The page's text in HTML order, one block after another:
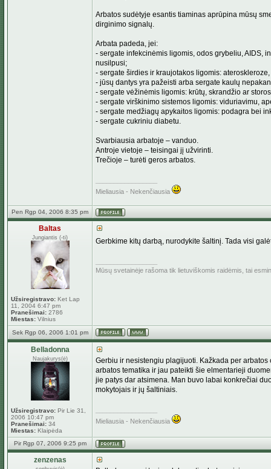
Arbatos sudėtyje esantis tiaminas aprūpina mūsų
dirginimo signalų.
Arbata padeda, jei:
- sergate infekcinėmis ligomis, odos grybeliu, AIDS,
nusilpusi;
- sergate širdies ir kraujotakos ligomis:
- jūsų dantys yra pažeisti arba sergate kaulų
- sergate vėžinėmis ligomis: krūtų, skrandžio ar
- sergate virškinimo sistemos ligomis: viduriavimu,
- sergate medžiagų apykaitos ligomis: podagra bei
- sergate cukriniu diabetu.
Svarbiausia arbatoje – vanduo.
Antroje vietoje – teisingai jį užvirinti.
Trečioje – turėti geros arbatos.
Mieliausia - Nekenčiausia
Pen Rgp 04, 2006 8:35 pm
Baltas
Jungiantis (-ti)
Užsiregistravo: Ket Lap
11, 2004 6:47 pm
Pranešimai: 2786
Miestas: Vilnius
Gerbkime kitų darbą, nurodykite šaltinį. Tada visi
Mūsų svetainėje rašoma tik lietuviškomis raidėmis, tai
Sek Rgp 06, 2006 1:01 pm
Belladonna
Naujakurys(ė)
Užsiregistravo: Pir Lie 31,
2006 10:47 pm
Pranešimai: 34
Miestas: Klaipėda
Gerbiu ir nesistengiu plagijuoti. Kažkada per
arbatos tematika ir jau pateikti šie elmentarieji
jie patys dar atsimena. Man buvo labai konkrečiai
mokytojais ir jų šaltiniais.
Mieliausia - Nekenčiausia
Pir Rgp 07, 2006 9:25 pm
zenzenas